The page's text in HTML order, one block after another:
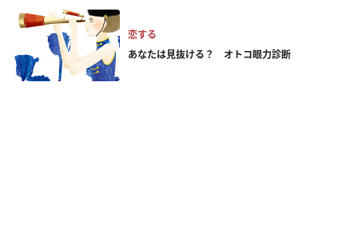
恋する
あなたは見抜ける？ オトコ眼力診断